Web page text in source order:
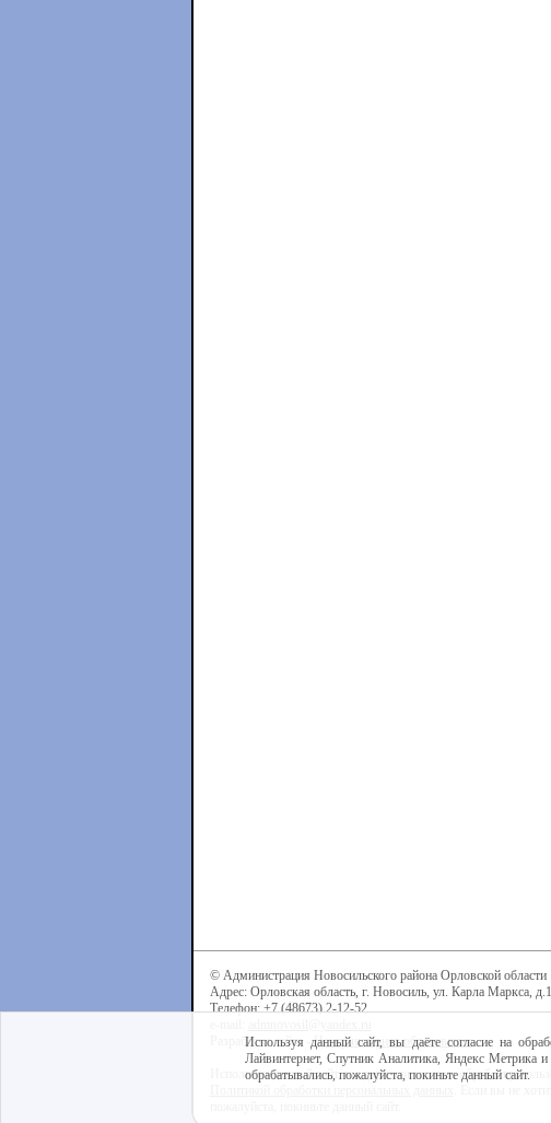
© Администрация Новосильского района Орловской области
Адрес: Орловская область, г. Новосиль, ул. Карла Маркса,
Телефон: +7 (48673) 2-12-52
Разработка сайта -Центр интернет-образования
Используя данный сайт, вы даёте согласие на обработку
Используя данный сайт, вы даёте согласие на
Лайвинтернет, Спутник Аналитика, Яндекс Метрика и
обрабатывались, пожалуйста, покиньте данный сайт.